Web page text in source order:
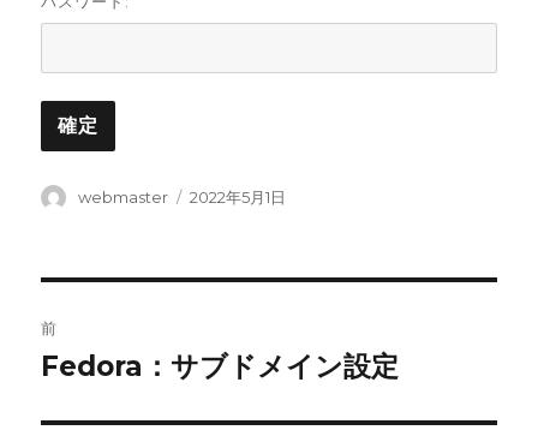
投
webmaster
投
2022年5月1日
稿
前
前
投
Fedora：サブドメイン設定